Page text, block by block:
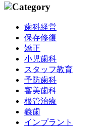
歯科経営
保存修復
矯正
小児歯科
スタッフ教育
予防歯科
審美歯科
根管治療
義歯
インプラント